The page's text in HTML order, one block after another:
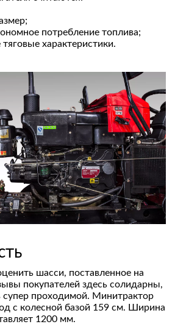
потребление топлива;
характеристики.
шасси, поставленное на
покупателей здесь солидарны,
супер проходимой. Минитрактор
с колесной базой 159 см. Ширина
1200 мм.